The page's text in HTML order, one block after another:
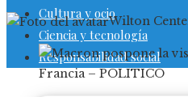
Cultura y ocio
Ciencia y tecnología
Responsabilidad social
Wilton